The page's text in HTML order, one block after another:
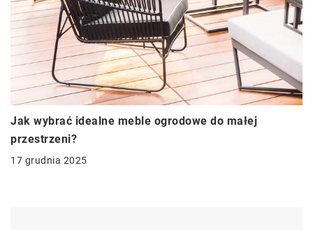
Jak wybrać idealne meble ogrodowe do małej
przestrzeni?
17 grudnia 2025